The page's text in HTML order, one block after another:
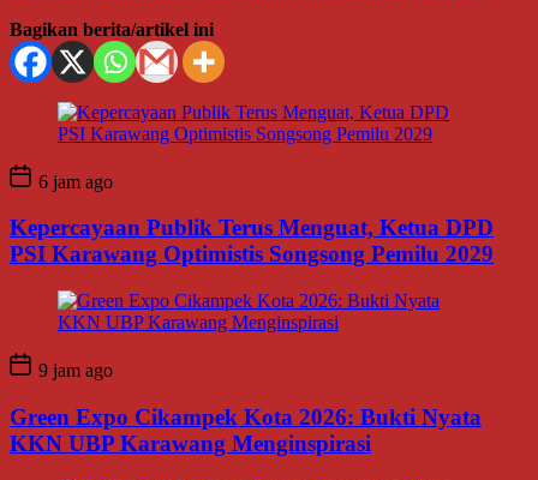
Bagikan berita/artikel ini
6 jam ago
Kepercayaan Publik Terus Menguat, Ketua DPD
PSI Karawang Optimistis Songsong Pemilu 2029
9 jam ago
Green Expo Cikampek Kota 2026: Bukti Nyata
KKN UBP Karawang Menginspirasi